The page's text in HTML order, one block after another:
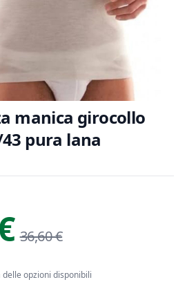
manica girocollo
pura lana
36,60 €
delle opzioni disponibili